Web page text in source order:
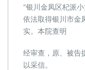
“银川金凤区杞派
依法取得银川市金
实。本院查明
经审查，原、被告
以采信。